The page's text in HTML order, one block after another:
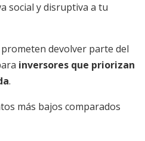
social y disruptiva a tu
devolver parte del
inversores que priorizan
.
más bajos comparados